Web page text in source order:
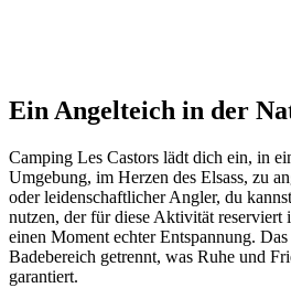
Ein Angelteich in der
Camping Les Castors lädt dich ein, in
Umgebung, im Herzen des Elsass, zu
oder leidenschaftlicher Angler, du
nutzen, der für diese Aktivität reserviert
einen Moment echter Entspannung.
Badebereich getrennt, was Ruhe und
garantiert.